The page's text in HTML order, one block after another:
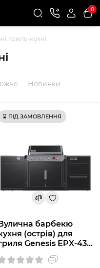
0
гриль-кухні
Новинки
⌛ ПІД ЗАМОВЛЕННЯ
барбекю
(острів) для
Genesis EPX-435
Weber BBQ Kitchen
231